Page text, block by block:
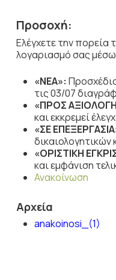
Προσοχή:
Ελέγχετε την πορεία
λογαριασμό σας
«ΝΕΑ»:
τις 03/07
«ΠΡΟΣ
και εκκρεμεί
«ΣΕ
δικαιολογητικών
«ΟΡΙΣΤΙΚΗ
και εμφάνιση
Ανακοίνωση
Αρχεία
anakoinosi_(1)